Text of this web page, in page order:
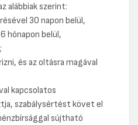
alábbiak szerint:
30 napon belül,
hónapon belül,
és az oltásra magával
kapcsolatos
szabálysértést követ el
sújtható